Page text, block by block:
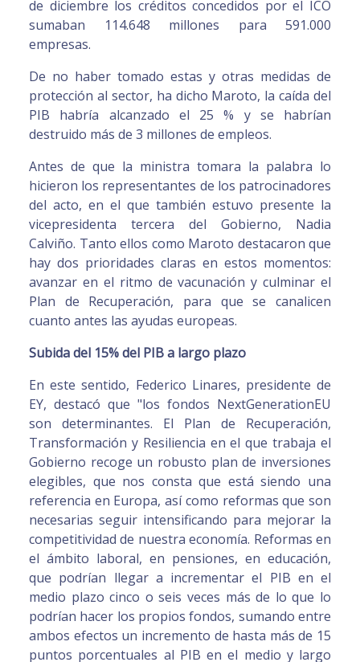
de diciembre los créditos concedidos por el ICO
sumaban 114.648 millones para 591.000
empresas.
De no haber tomado estas y otras medidas de
protección al sector, ha dicho Maroto, la caída del
PIB habría alcanzado el 25 % y se habrían
destruido más de 3 millones de empleos.
Antes de que la ministra tomara la palabra lo
hicieron los representantes de los patrocinadores
del acto, en el que también estuvo presente la
vicepresidenta tercera del Gobierno, Nadia
Calviño. Tanto ellos como Maroto destacaron que
hay dos prioridades claras en estos momentos:
avanzar en el ritmo de vacunación y culminar el
Plan de Recuperación, para que se canalicen
cuanto antes las ayudas europeas.
Subida del 15% del PIB a largo plazo
En este sentido, Federico Linares, presidente de
EY, destacó que "los fondos NextGenerationEU
son determinantes. El Plan de Recuperación,
Transformación y Resiliencia en el que trabaja el
Gobierno recoge un robusto plan de inversiones
elegibles, que nos consta que está siendo una
referencia en Europa, así como reformas que son
necesarias seguir intensificando para mejorar la
competitividad de nuestra economía. Reformas en
el ámbito laboral, en pensiones, en educación,
que podrían llegar a incrementar el PIB en el
medio plazo cinco o seis veces más de lo que lo
podrían hacer los propios fondos, sumando entre
ambos efectos un incremento de hasta más de 15
puntos porcentuales al PIB en el medio y largo